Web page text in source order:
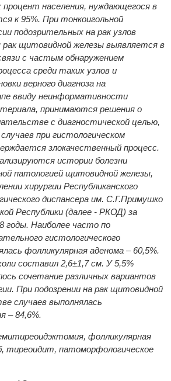
процент населения, нуждающегося в
к 95%. При тонкоигольной
подозрительных на рак узлов
щитовидной железы выявляется в
с частым обнаружением
среди таких узлов и
верного диагноза на
ввиду неинформативности
принимаются решения о
с диагностической целью,
при гистологическом
злокачественный процесс.
истории болезни
патологией щитовидной железы,
хирургии Республиканского
диспансера им. С.Г.Примушко
Республики (далее - РКОД) за
годы. Наиболее часто по
гистологического
фолликулярная аденома – 60,5%.
составил 2,6±1,7 см. У 5,5%
сочетание различных вариантов
При подозрении на рак щитовидной
случаев выполнялась
– 84,6%.
фолликулярная
тиреоидит, патоморфологическое